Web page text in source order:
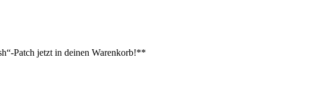
Patch jetzt in deinen Warenkorb!**